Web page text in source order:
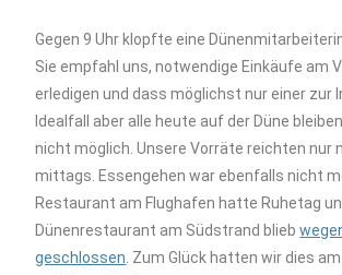
Gegen 9 Uhr klopfte eine
Sie empfahl uns, notwendige Einkäufe am
erledigen und dass möglichst nur einer zur
Idealfall aber alle heute auf der Düne
nicht möglich. Unsere Vorräte reichten nur
mittags. Essengehen war ebenfalls nicht
Restaurant am Flughafen hatte Ruhetag
Dünenrestaurant am Südstrand blieb
geschlossen . Zum Glück hatten wir dies